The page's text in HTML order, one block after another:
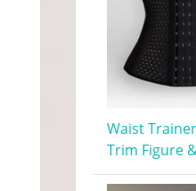
Waist
Trim Figure